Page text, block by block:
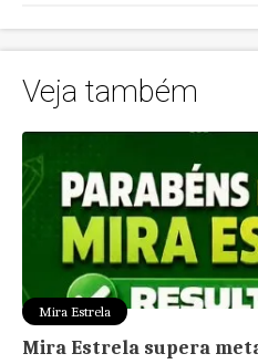
Veja também
Mira Estrela
Mira Estrela supera